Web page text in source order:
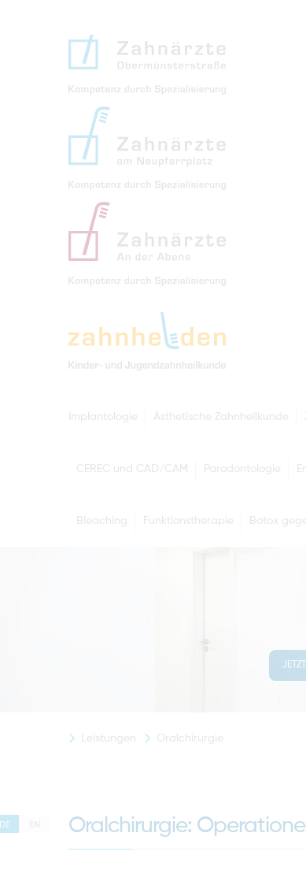
Implantologie Ästhetische Zahnheilkunde
CEREC und CAD/CAM Parodontologie
Bleaching Funktionstherapie Botox
Leistungen Oralchirurgie
DE EN Oralchirurgie: